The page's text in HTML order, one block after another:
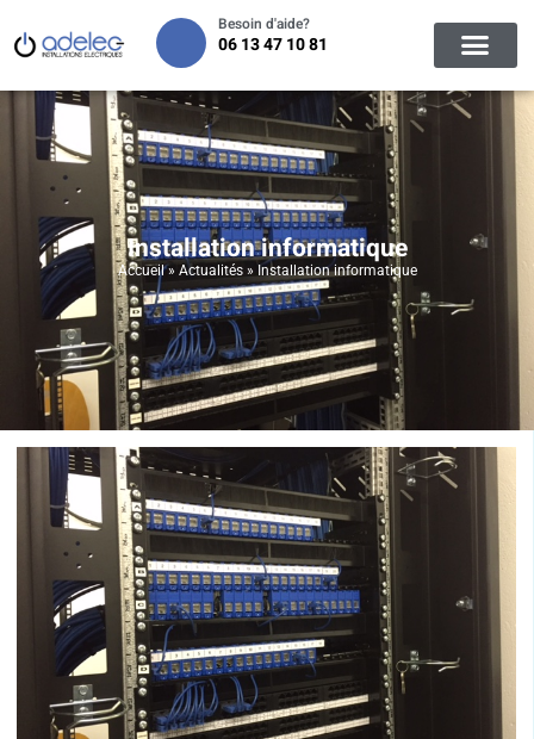
Besoin d'aide?
06 13 47 10 81
Installation informatique
Accueil» Actualités» Installation informatique